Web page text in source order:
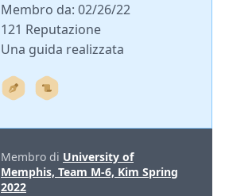
Membro da: 02/26/22
121 Reputazione
Una guida realizzata
Membro di University of
Memphis, Team M-6, Kim Spring
2022